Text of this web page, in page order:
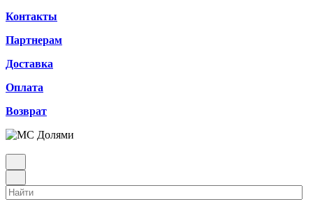
Контакты
Партнерам
Доставка
Оплата
Возврат